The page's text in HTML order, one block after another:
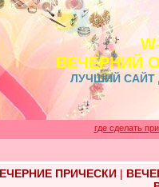
ВЕЧЕРНИЙ
ЛУЧШИЙ САЙТ
где сделать
ПРИЧЕСКИ|